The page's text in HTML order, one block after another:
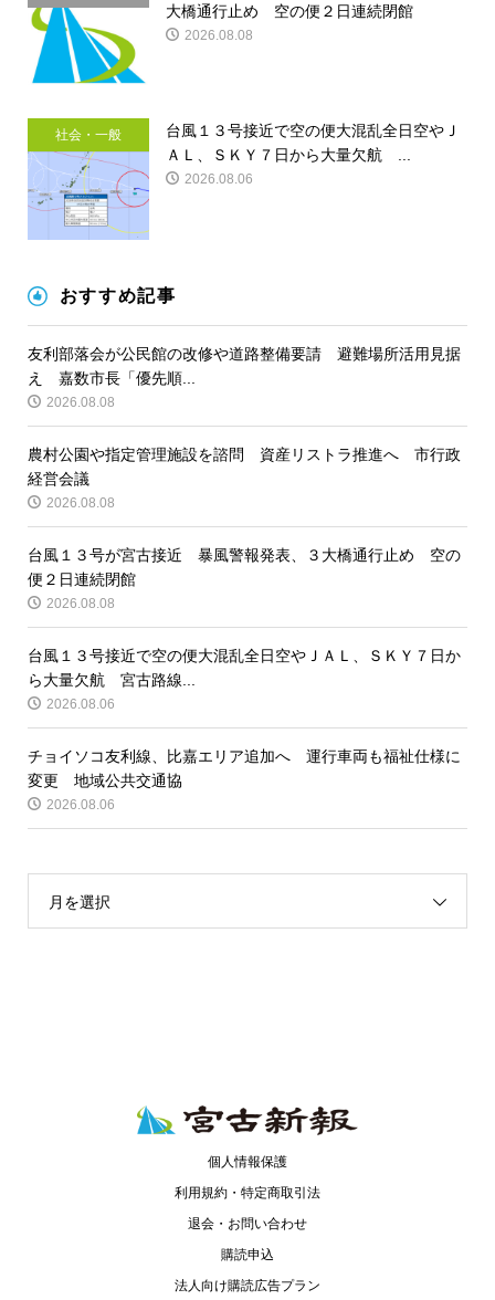
大橋通行止め 空の便２日連続閉館
2026.08.08
社会・一般
台風１３号接近で空の便大混乱全日空やＪ
ＡＬ、ＳＫＹ７日から大量欠航 ...
2026.08.06
おすすめ記事
友利部落会が公民館の改修や道路整備要請 避難場所活用見据
え 嘉数市長「優先順...
2026.08.08
農村公園や指定管理施設を諮問 資産リストラ推進へ 市行政
経営会議
2026.08.08
台風１３号が宮古接近 暴風警報発表、３大橋通行止め 空の
便２日連続閉館
2026.08.08
台風１３号接近で空の便大混乱全日空やＪＡＬ、ＳＫＹ７日か
ら大量欠航 宮古路線...
2026.08.06
チョイソコ友利線、比嘉エリア追加へ 運行車両も福祉仕様に
変更 地域公共交通協
2026.08.06
月を選択
個人情報保護
利用規約・特定商取引法
退会・お問い合わせ
購読申込
法人向け購読広告プラン